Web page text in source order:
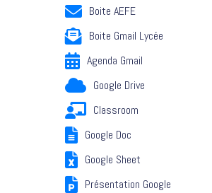
Boite AEFE
Boite Gmail Lycée
Agenda Gmail
Google Drive
Classroom
Google Doc
Google Sheet
Présentation Google